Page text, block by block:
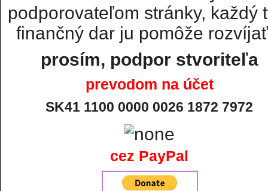
podporovateľom stránky, každý
finančný dar ju pomôže
prosím, podpor stvoriteľa
prevodom na účet
SK41 1100 0000 0026 1872 7972
cez PayPal